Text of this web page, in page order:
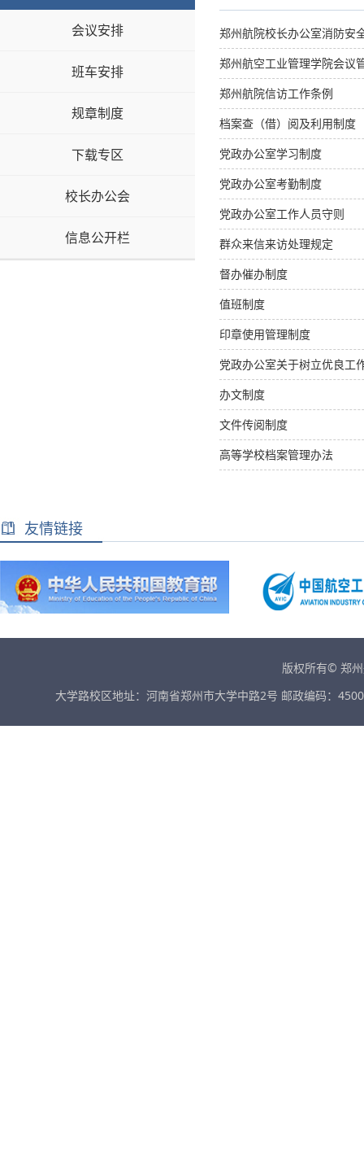
会议安排
班车安排
规章制度
下载专区
校长办公会
信息公开栏
郑州航院校长办公室消防安
郑州航空工业管理学院会议
郑州航院信访工作条例
档案查（借）阅及利用制度
党政办公室学习制度
党政办公室考勤制度
党政办公室工作人员守则
群众来信来访处理规定
督办催办制度
值班制度
印章使用管理制度
党政办公室关于树立优良工
办文制度
文件传阅制度
高等学校档案管理办法
友情链接
版权所有© 郑
大学路校区地址：河南省郑州市大学中路2号 邮政编码：